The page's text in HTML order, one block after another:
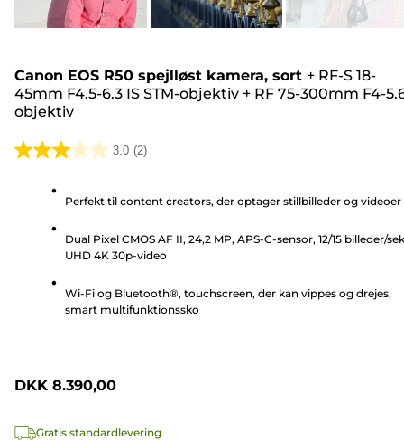
Canon EOS R50 spejlløst kamera, sort + RF-S 18-
45mm F4.5-6.3 IS STM-objektiv + RF 75-300mm F4-
objektiv
3.0 (2)
3.0
stjerner.
anmeldelser
Perfekt til content creators, der optager stillbilleder og videoer
Dual Pixel CMOS AF II, 24,2 MP, APS-C-sensor, 12/15 billeder/
UHD 4K 30p-video
Wi-Fi og Bluetooth®, touchscreen, der kan vippes og drejes,
smart multifunktionssko
DKK 8.390,00
Gratis standardlevering